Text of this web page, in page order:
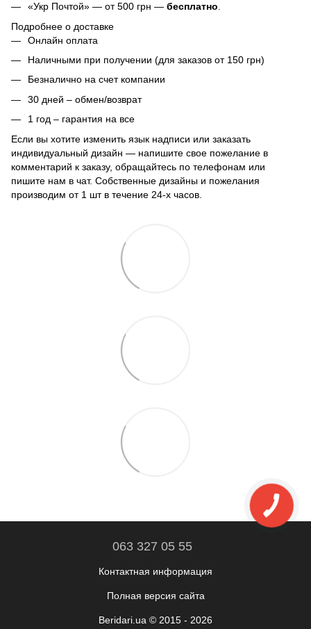
«Укр Почтой» — от 500 грн — бесплатно
Подробнее о доставке
Онлайн оплата
Наличными при получении (для заказов от 150 грн)
Безналично на счет компании
30 дней – обмен/возврат
1 год – гарантия на все
Если вы хотите изменить язык надписи или заказать
индивидуальный дизайн — напишите свое пожелание в
комментарий к заказу, обращайтесь по телефонам или
пишите нам в чат. Собственные дизайны и пожелания
производим от 1 шт в течение 24-х часов.
063 327 05 55
Контактная информация
Полная версия сайта
Beridari.ua © 2015 - 2026